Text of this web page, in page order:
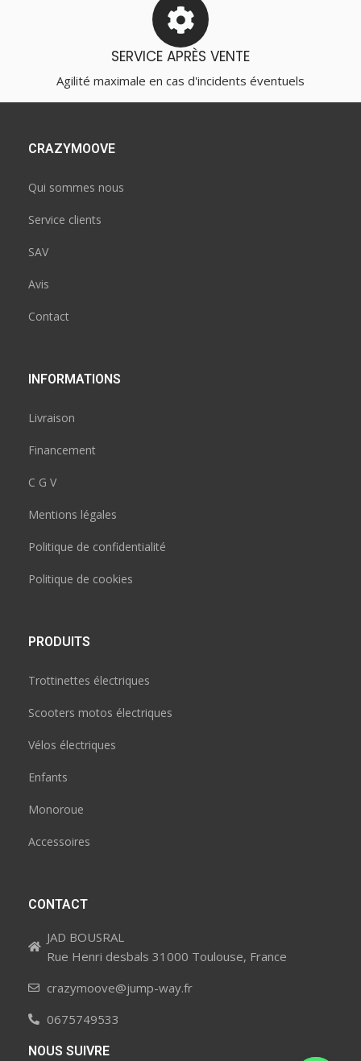
SERVICE APRÈS VENTE
Agilité maximale en cas d'incidents éventuels
CRAZYMOOVE
Qui sommes nous
Service clients
SAV
Avis
Contact
INFORMATIONS
Livraison
Financement
C G V
Mentions légales
Politique de confidentialité
Politique de cookies
PRODUITS
Trottinettes électriques
Scooters motos électriques
Vélos électriques
Enfants
Monoroue
Accessoires
CONTACT
JAD BOUSRAL
Rue Henri desbals 31000 Toulouse, France
crazymoove@jump-way.fr
0675749533
NOUS SUIVRE